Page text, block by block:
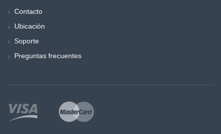
Contacto
Ubicación
Soporte
Preguntas frecuentes